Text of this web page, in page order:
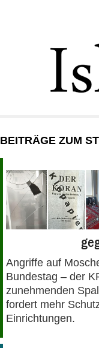
STARTSEITE
DEBATTE
PANORAMA
BEITRÄGE ZUM
Angriffe auf
Bundestag – der
zunehmenden
fordert mehr
Einrichtungen.